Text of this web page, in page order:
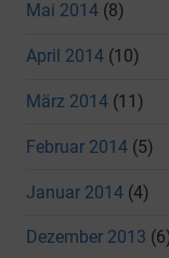
Mai 2014 (8)
April 2014 (10)
März 2014 (11)
Februar 2014 (5)
Januar 2014 (4)
Dezember 2013